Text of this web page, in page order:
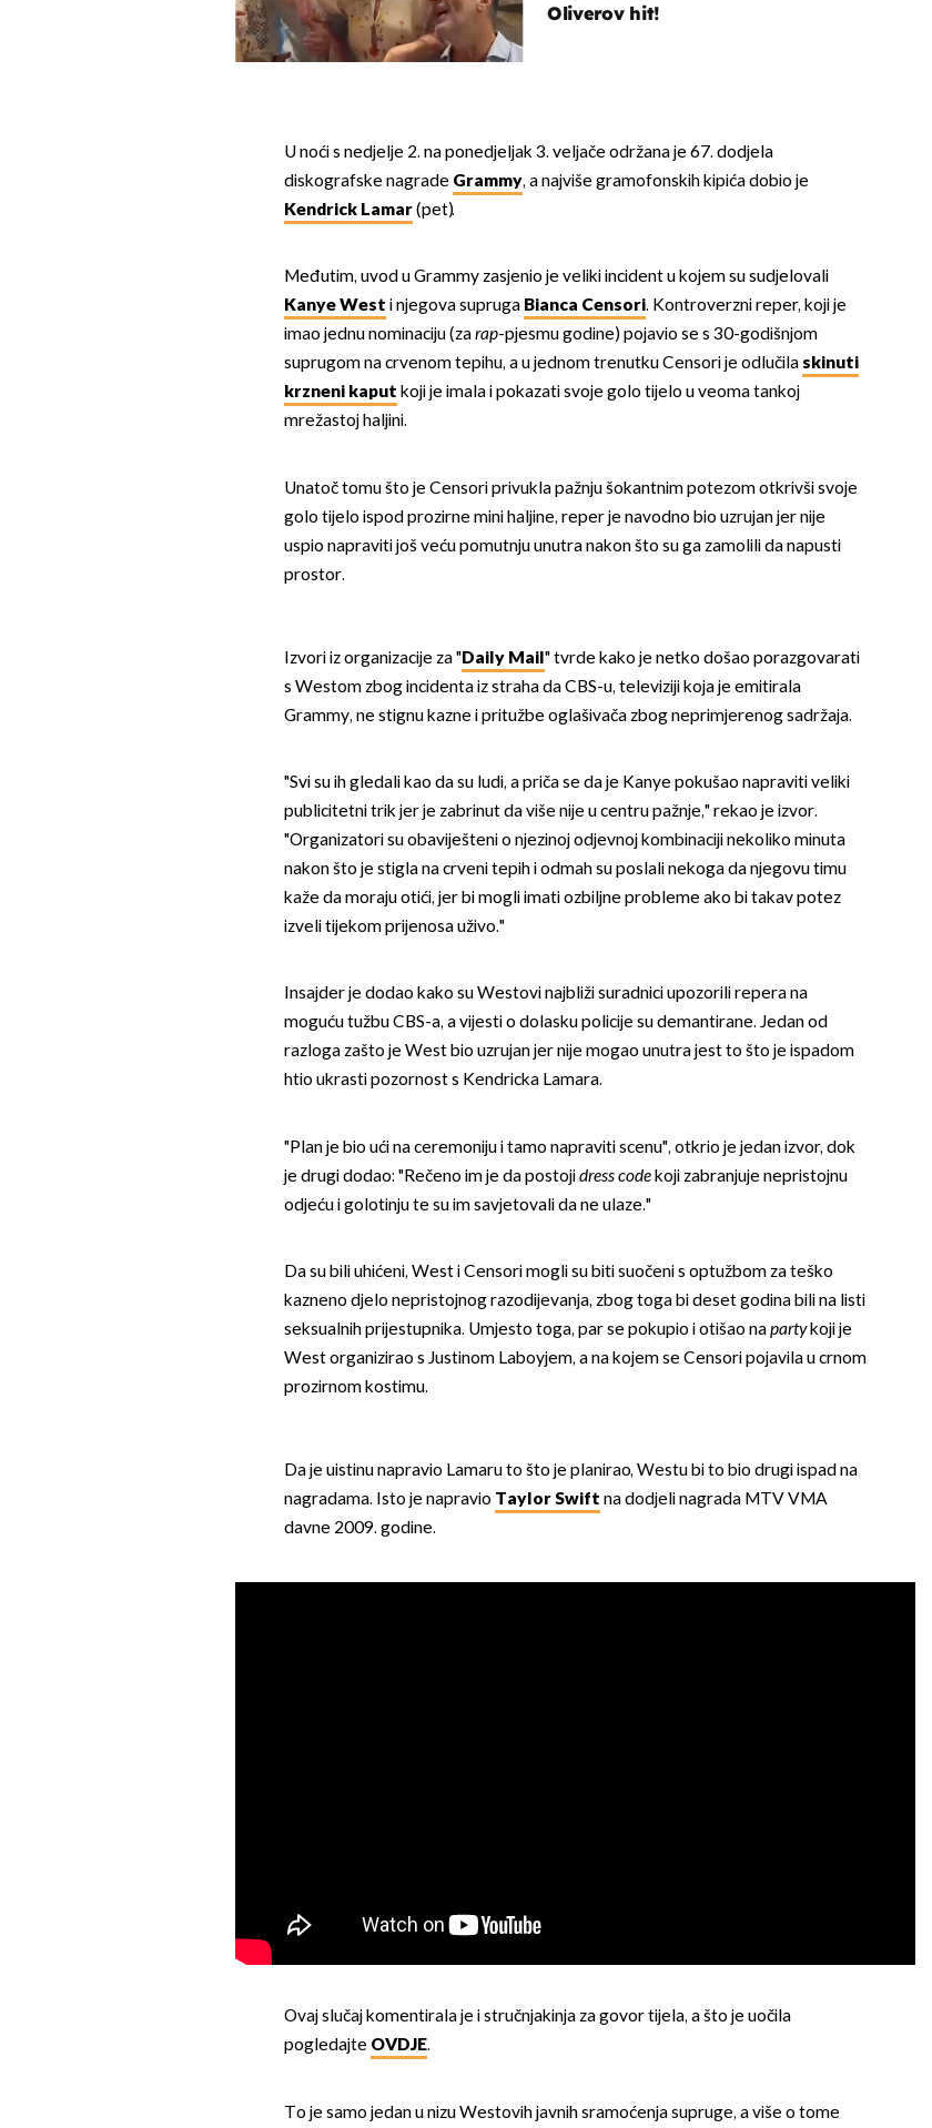
Oliverov hit!
U noći s nedjelje 2. na ponedjeljak 3. veljače održana je 67. dodjela
diskografske nagrade Grammy, a najviše gramofonskih kipića dobio je
Kendrick Lamar(pet).
Međutim, uvod u Grammy zasjenio je veliki incident u kojem su sudjelovali
Kanye West i njegova supruga Bianca Censori. Kontroverzni reper, koji je
imao jednu nominaciju (zarap-pjesmu godine) pojavio se s 30-godišnjom
suprugom na crvenom tepihu, a u jednom trenutku Censori je odlučila skinuti
krzneni kaput koji je imala i pokazati svoje golo tijelo u veoma tankoj
mrežastoj haljini.
Unatoč tomu što je Censori privukla pažnju šokantnim potezom otkrivši svoje
golo tijelo ispod prozirne mini haljine, reper je navodno bio uzrujan jer nije
uspio napraviti još veću pomutnju unutra nakon što su ga zamolili da napusti
prostor.
Izvori iz organizacije za "Daily Mail" tvrde kako je netko došao porazgovarati
s Westom zbog incidenta iz straha da CBS-u, televiziji koja je emitirala
Grammy, ne stignu kazne i pritužbe oglašivača zbog neprimjerenog sadržaja.
"Svi su ih gledali kao da su ludi, a priča se da je Kanye pokušao napraviti veliki
publicitetni trik jer je zabrinut da više nije u centru pažnje," rekao je izvor.
"Organizatori su obaviješteni o njezinoj odjevnoj kombinaciji nekoliko minuta
nakon što je stigla na crveni tepih i odmah su poslali nekoga da njegovu timu
kaže da moraju otići, jer bi mogli imati ozbiljne probleme ako bi takav potez
izveli tijekom prijenosa uživo."
Insajder je dodao kako su Westovi najbliži suradnici upozorili repera na
moguću tužbu CBS-a, a vijesti o dolasku policije su demantirane. Jedan od
razloga zašto je West bio uzrujan jer nije mogao unutra jest to što je ispadom
htio ukrasti pozornost s Kendricka Lamara.
"Plan je bio ući na ceremoniju i tamo napraviti scenu", otkrio je jedan izvor, dok
je drugi dodao: "Rečeno im je da postojidress codekoji zabranjuje nepristojnu
odjeću i golotinju te su im savjetovali da ne ulaze."
Da su bili uhićeni, West i Censori mogli su biti suočeni s optužbom za teško
kazneno djelo nepristojnog razodijevanja, zbog toga bi deset godina bili na listi
seksualnih prijestupnika. Umjesto toga, par se pokupio i otišao napartykoji je
West organizirao s Justinom Laboyjem, a na kojem se Censori pojavila u crnom
prozirnom kostimu.
Da je uistinu napravio Lamaru to što je planirao, Westu bi to bio drugi ispad na
nagradama. Isto je napravio Taylor Swift na dodjeli nagrada MTV VMA
davne 2009. godine.
Ovaj slučaj komentirala je i stručnjakinja za govor tijela, a što je uočila
pogledajte OVDJE.
To je samo jedan u nizu Westovih javnih sramoćenja supruge, a više o tome
OMOGUĆI OBAVIJESTI